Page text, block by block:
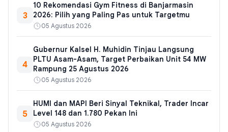
3
10 Rekomendasi Gym Fitness di Banjarmasin
2026: Pilih yang Paling Pas untuk Targetmu
05 Agustus 2026
4
Gubernur Kalsel H. Muhidin Tinjau Langsung
PLTU Asam-Asam, Target Perbaikan Unit 54 MW
Rampung 25 Agustus 2026
05 Agustus 2026
5
HUMI dan MAPI Beri Sinyal Teknikal, Trader Incar
Level 148 dan 1.780 Pekan Ini
05 Agustus 2026